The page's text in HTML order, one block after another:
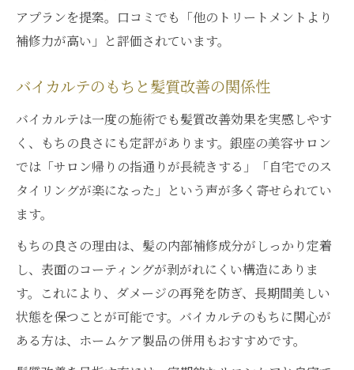
アプランを提案。口コミでも「他のトリートメントより
補修力が高い」と評価されています。
バイカルテのもちと髪質改善の関係性
バイカルテは一度の施術でも髪質改善効果を実感しやす
く、もちの良さにも定評があります。銀座の美容サロン
では「サロン帰りの指通りが長続きする」「自宅でのス
タイリングが楽になった」という声が多く寄せられてい
ます。
もちの良さの理由は、髪の内部補修成分がしっかり定着
し、表面のコーティングが剥がれにくい構造にありま
す。これにより、ダメージの再発を防ぎ、長期間美しい
状態を保つことが可能です。バイカルテのもちに関心が
ある方は、ホームケア製品の併用もおすすめです。